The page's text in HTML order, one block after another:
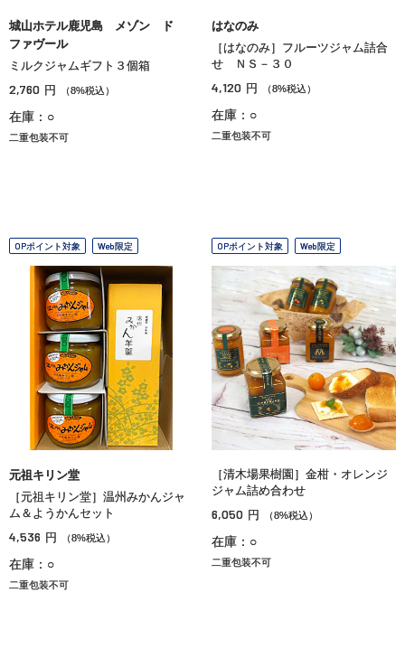
城山ホテル鹿児島 メゾン ド
ファヴール
ミルクジャムギフト３個箱
2,760 円 （8%税込）
在庫：○
二重包装不可
はなのみ
［はなのみ］フルーツジャム詰合
せ ＮＳ－３０
4,120 円 （8%税込）
在庫：○
二重包装不可
OPポイント対象 Web限定
元祖キリン堂
［元祖キリン堂］温州みかんジャ
ム＆ようかんセット
4,536 円 （8%税込）
在庫：○
二重包装不可
OPポイント対象 Web限定
［清木場果樹園］金柑・オレンジ
ジャム詰め合わせ
6,050 円 （8%税込）
在庫：○
二重包装不可